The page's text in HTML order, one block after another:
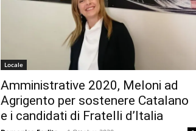
Locale
Amministrative 2020, Meloni ad
Agrigento per sostenere Catalano
e i candidati di Fratelli d’Italia